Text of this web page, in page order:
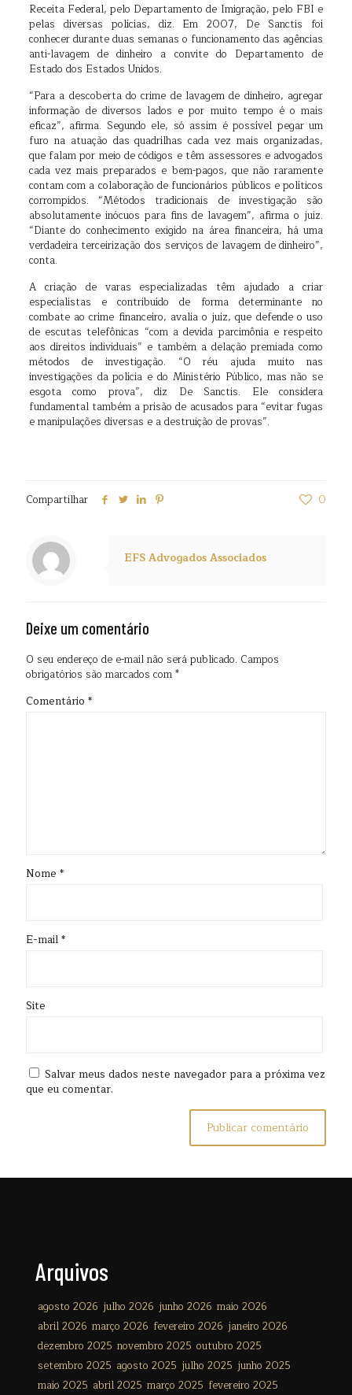
Receita Federal, pelo Departamento de Imigração, pelo FBI e
pelas diversas polícias, diz. Em 2007, De Sanctis foi
conhecer durante duas semanas o funcionamento das agências
anti-lavagem de dinheiro a convite do Departamento de
Estado dos Estados Unidos.
“Para a descoberta do crime de lavagem de dinheiro, agregar
informação de diversos lados e por muito tempo é o mais
eficaz”, afirma. Segundo ele, só assim é possível pegar um
furo na atuação das quadrilhas cada vez mais organizadas,
que falam por meio de códigos e têm assessores e advogados
cada vez mais preparados e bem-pagos, que não raramente
contam com a colaboração de funcionários públicos e políticos
corrompidos. “Métodos tradicionais de investigação são
absolutamente inócuos para fins de lavagem”, afirma o juiz.
“Diante do conhecimento exigido na área financeira, há uma
verdadeira terceirização dos serviços de lavagem de dinheiro”,
conta.
A criação de varas especializadas têm ajudado a criar
especialistas e contribuído de forma determinante no
combate ao crime financeiro, avalia o juiz, que defende o uso
de escutas telefônicas “com a devida parcimônia e respeito
aos direitos individuais” e também a delação premiada como
métodos de investigação. “O réu ajuda muito nas
investigações da polícia e do Ministério Público, mas não se
esgota como prova”, diz De Sanctis. Ele considera
fundamental também a prisão de acusados para “evitar fugas
e manipulações diversas e a destruição de provas”.
Compartilhar 0
EFS Advogados Associados
Deixe um comentário
O seu endereço de e-mail não será publicado. Campos
obrigatórios são marcados com*
Comentário *
Nome *
E-mail*
Site
Salvar meus dados neste navegador para a próxima vez
que eu comentar.
Arquivos
agosto 2026 julho 2026 junho 2026 maio 2026
abril 2026 março 2026 fevereiro 2026 janeiro 2026
dezembro 2025 novembro 2025 outubro 2025
setembro 2025 agosto 2025 julho 2025 junho 2025
maio 2025 abril 2025 março 2025 fevereiro 2025